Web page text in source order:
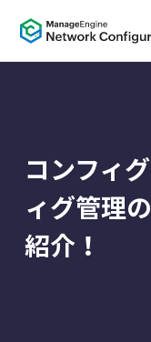
コンフィ
ィグ管理
紹介！